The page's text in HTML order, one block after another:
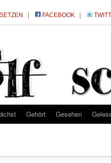
FACEBOOK
Gehört Gesehen